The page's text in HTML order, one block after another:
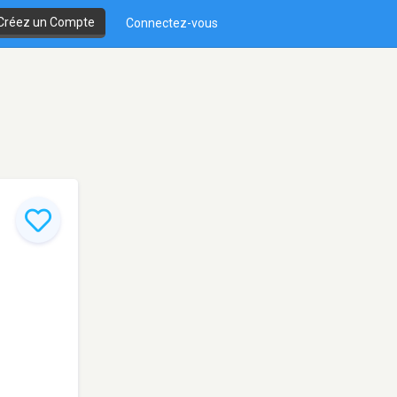
un Compte Connectez-vous